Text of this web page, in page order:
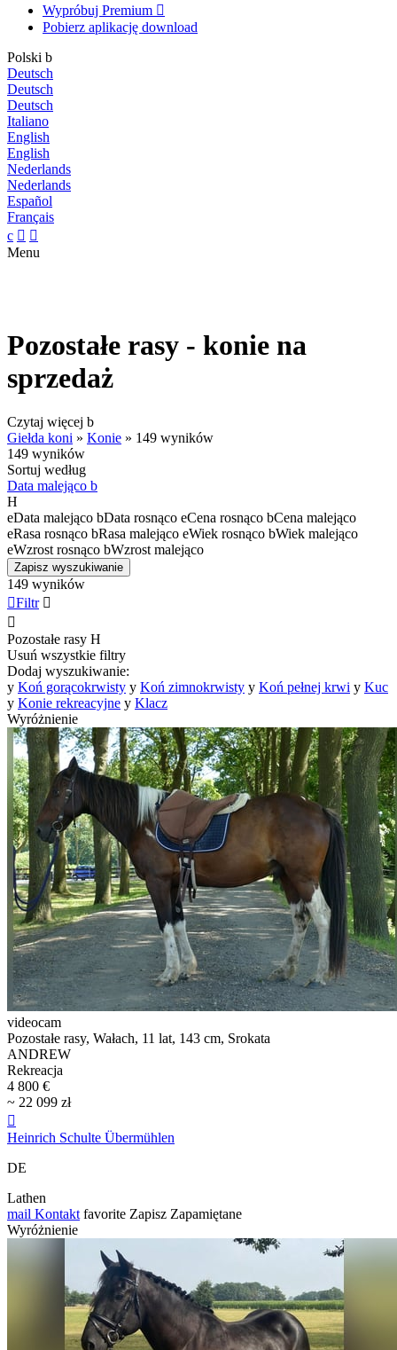
Wypróbuj Premium 
Pobierz aplikację download
Polski b
Deutsch
Deutsch
Deutsch
Italiano
English
English
Nederlands
Nederlands
Español
Français
c  
Menu
Pozostałe rasy - konie na
sprzedaż
Czytaj więcej b
Giełda koni » Konie » 149 wyników
149 wyników
Sortuj według
Data malejąco b
H
eData malejąco bData rosnąco eCena rosnąco bCena malejąco
eRasa rosnąco bRasa malejąco eWiek rosnąco bWiek malejąco
eWzrost rosnąco bWzrost malejąco
Zapisz wyszukiwanie
149 wyników
Filtr 

Pozostałe rasy H
Usuń wszystkie filtry
Dodaj wyszukiwanie:
y Koń gorącokrwisty y Koń zimnokrwisty y Koń pełnej krwi y Kuc
y Konie rekreacyjne y Klacz
Wyróżnienie
videocam
Pozostałe rasy, Wałach, 11 lat, 143 cm, Srokata
ANDREW
Rekreacja
4 800 €
~ 22 099 zł

Heinrich Schulte Übermühlen
DE
Lathen
mail Kontakt favorite Zapisz Zapamiętane
Wyróżnienie